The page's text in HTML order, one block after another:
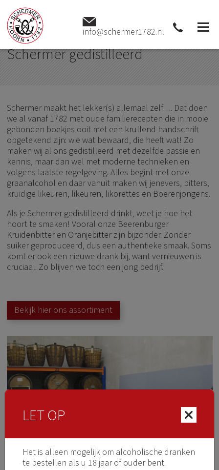
LET OP
Het is alleen mogelijk om alcoholische dranken
te bestellen als u 18 jaar of ouder bent.
info@schermer1782.nl
Home Gedistilleerd
Schermer gedistilleerd
Schermer maakt het lekker(s) allemaal zelf…. Dat doen
we al vanaf 1782 met oude familierecepten die in mooie
gebonden boekjes ooit met een krullend handschrift
opgetekend zijn: wie wat bewaard, die heeft wat! Zo
maken wij al ons gedistilleerd met dezelfde passie en
kennis, maar dan wel met moderne technieken en
volgens laatste regelgeving. Alles begint met onze
graanalcohol en daar vanuit maken wij jenevers, bitters,
kruidige likeuren, likeuren, likorettes en Boerenjongens.
Als je Schermer gedistilleerd drinkt, weet je hoe het
hoort te smaken! Vooral onze Beerenburger
Kruidenbitter en Oranjebitter zijn bijzonder. Zonder
suiker geproduceerd, dus een authentieke smaak. Soms
komt er ook een nieuwe drank bij, want vernieuwen is
cruciaal. Zo blijven we toch een jong bedrijf.
Bekijk hier ons assortiment